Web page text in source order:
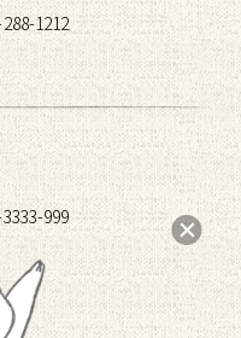
1212
999